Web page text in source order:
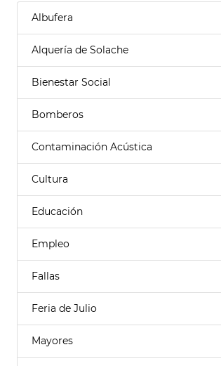
Albufera
Alquería de Solache
Bienestar Social
Bomberos
Contaminación Acústica
Cultura
Educación
Empleo
Fallas
Feria de Julio
Mayores